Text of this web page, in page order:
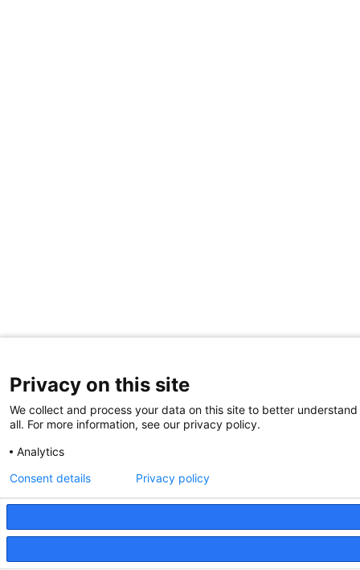
Privacy on this site
We collect and process your data on this site to better
all. For more information, see our privacy policy.
Analytics
Consent details
Privacy policy